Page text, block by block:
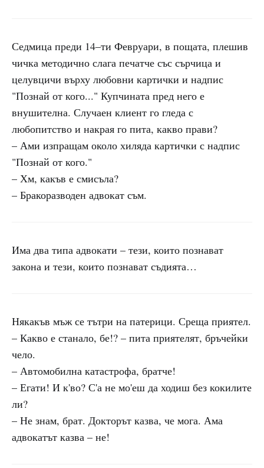
Седмица преди 14–ти Февруари, в пощата, плешив
чичка методично слага печатче със сърчица и
целувцичи върху любовни картички и надпис
"Познай от кого..." Купчината пред него е
внушителна. Случаен клиент го гледа с
любопитство и накрая го пита, какво прави?
– Ами изпращам около хиляда картички с надпис
"Познай от кого."
– Хм, какъв е смисъла?
– Бракоразводен адвокат съм.
Има два типа адвокати – тези, които познават
закона и тези, които познават съдията…
Някакъв мъж се тътри на патерици. Среща приятел.
– Какво е станало, бе!? – пита приятелят, бръчейки
чело.
– Автомобилна катастрофа, братче!
– Егати! И к'во? С'а не мо'еш да ходиш без кокилите
ли?
– Не знам, брат. Докторът казва, че мога. Ама
адвокатът казва – не!